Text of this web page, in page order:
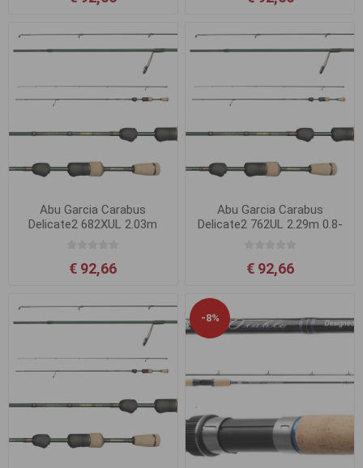
Abu Garcia Carabus
Delicate2 682XUL 2.03m
€ 92,66
Abu Garcia Carabus
Delicate2 762UL 2.29m 0.8-
€ 92,66
-8%